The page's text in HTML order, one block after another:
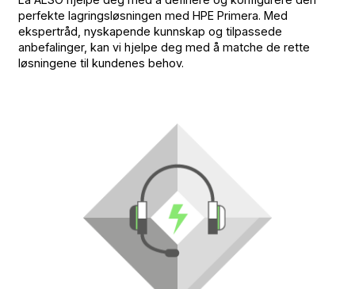
perfekte lagringsløsningen med HPE Primera. Med
ekspertråd, nyskapende kunnskap og tilpassede
anbefalinger, kan vi hjelpe deg med å matche de rette
løsningene til kundenes behov.